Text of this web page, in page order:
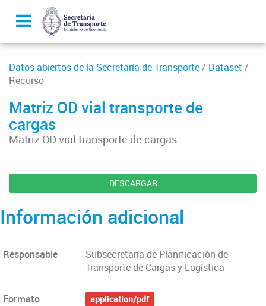
Datos abiertos de la Secretaría de Transporte/ Dataset /
Recurso
Matriz OD vial transporte de
cargas
Matriz OD vial transporte de cargas
DESCARGAR
Información adicional
Responsable
Subsecretaría de Planificación de
Transporte de Cargas y Logística
Formato application/pdf